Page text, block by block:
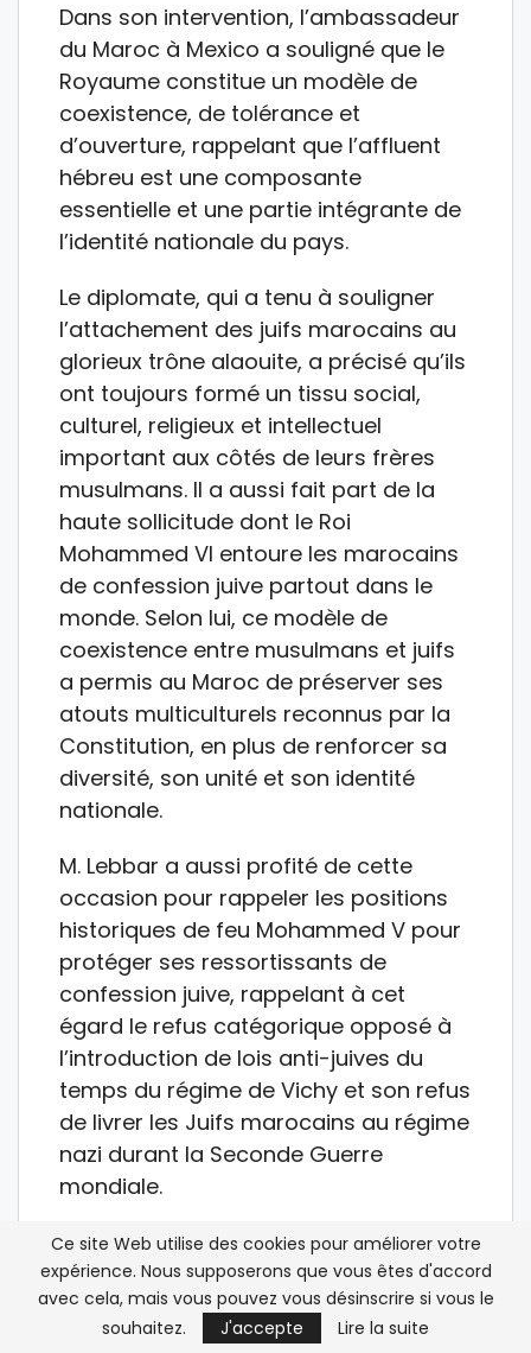
Dans son intervention, l’ambassadeur
du Maroc à Mexico a souligné que le
Royaume constitue un modèle de
coexistence, de tolérance et
d’ouverture, rappelant que l’affluent
hébreu est une composante
essentielle et une partie intégrante de
l’identité nationale du pays.
Le diplomate, qui a tenu à souligner
l’attachement des juifs marocains au
glorieux trône alaouite, a précisé qu’ils
ont toujours formé un tissu social,
culturel, religieux et intellectuel
important aux côtés de leurs frères
musulmans. Il a aussi fait part de la
haute sollicitude dont le Roi
Mohammed VI entoure les marocains
de confession juive partout dans le
monde. Selon lui, ce modèle de
coexistence entre musulmans et juifs
a permis au Maroc de préserver ses
atouts multiculturels reconnus par la
Constitution, en plus de renforcer sa
diversité, son unité et son identité
nationale.
M. Lebbar a aussi profité de cette
occasion pour rappeler les positions
historiques de feu Mohammed V pour
protéger ses ressortissants de
confession juive, rappelant à cet
égard le refus catégorique opposé à
l’introduction de lois anti-juives du
temps du régime de Vichy et son refus
de livrer les Juifs marocains au régime
nazi durant la Seconde Guerre
mondiale.
Il a ajouté que feu Hassan II tenait à
préserver et consolider les liens qui
unissent les Juifs marocains à leur
patrie, avec la décision de l’État
Ce site Web utilise des cookies pour améliorer votre
expérience. Nous supposerons que vous êtes d'accord
avec cela, mais vous pouvez vous désinscrire si vous le
souhaitez.
J'accepte Lire la suite